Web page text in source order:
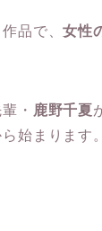
品で、女性
・ 鹿野千夏
始まります。